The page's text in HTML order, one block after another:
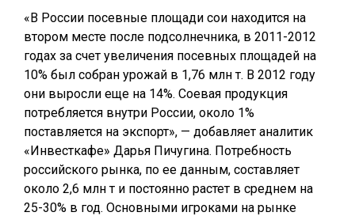
«В России посевные площади сои находится на
втором месте после подсолнечника, в 2011-2012
годах за счет увеличения посевных площадей на
10% был собран урожай в 1,76 млн т. В 2012 году
они выросли еще на 14%. Соевая продукция
потребляется внутри России, около 1%
поставляется на экспорт», — добавляет аналитик
«Инвесткафе» Дарья Пичугина. Потребность
российского рынка, по ее данным, составляет
около 2,6 млн т и постоянно растет в среднем на
25-30% в год. Основными игроками на рынке